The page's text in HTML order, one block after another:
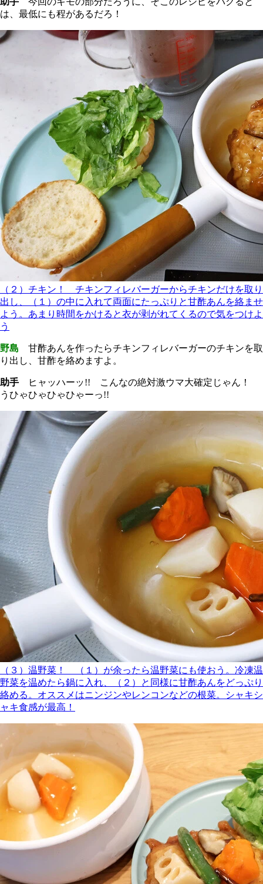
は、最低にも程があるだろ！
（２）チキン！ チキンフィレバーガーからチキンだけを取り
出し、（１）の中に入れて両面にたっぷりと甘酢あんを絡ませ
よう。あまり時間をかけると衣が剥がれてくるので気をつけよ
う
野島 甘酢あんを作ったらチキンフィレバーガーのチキンを取
り出し、甘酢を絡めますよ。
助手 ヒャッハーッ!! こんなの絶対激ウマ大確定じゃん！
うひゃひゃひゃひゃーっ!!
（３）温野菜！ （１）が余ったら温野菜にも使おう。冷凍温
野菜を温めたら鍋に入れ、（２）と同様に甘酢あんをどっぷり
絡める。オススメはニンジンやレンコンなどの根菜。シャキシ
ャキ食感が最高！